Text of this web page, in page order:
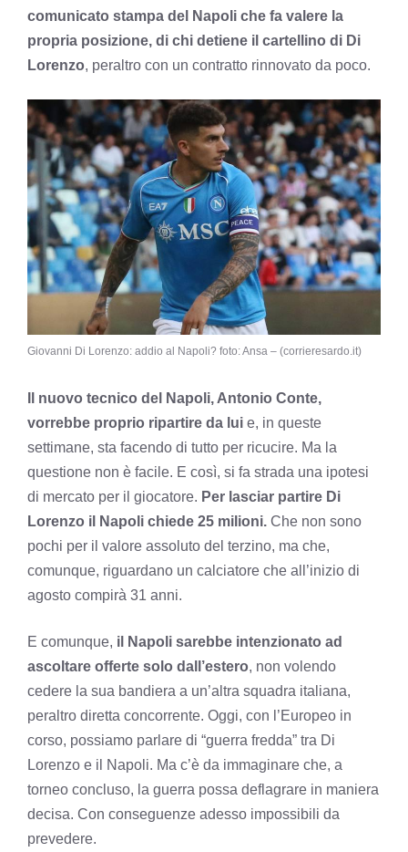
comunicato stampa del Napoli che fa valere la
propria posizione, di chi detiene il cartellino di Di
Lorenzo, peraltro con un contratto rinnovato da poco.
Giovanni Di Lorenzo: addio al Napoli? foto: Ansa – (corrieresardo.it)
Il nuovo tecnico del Napoli, Antonio Conte,
vorrebbe proprio ripartire da lui e, in queste
settimane, sta facendo di tutto per ricucire. Ma la
questione non è facile. E così, si fa strada una ipotesi
di mercato per il giocatore. Per lasciar partire Di
Lorenzo il Napoli chiede 25 milioni. Che non sono
pochi per il valore assoluto del terzino, ma che,
comunque, riguardano un calciatore che all’inizio di
agosto compirà 31 anni.
E comunque, il Napoli sarebbe intenzionato ad
ascoltare offerte solo dall’estero, non volendo
cedere la sua bandiera a un’altra squadra italiana,
peraltro diretta concorrente. Oggi, con l’Europeo in
corso, possiamo parlare di “guerra fredda” tra Di
Lorenzo e il Napoli. Ma c’è da immaginare che, a
torneo concluso, la guerra possa deflagrare in maniera
decisa. Con conseguenze adesso impossibili da
prevedere.